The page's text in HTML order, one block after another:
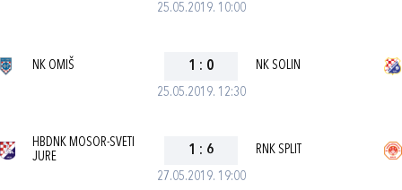
25.05.2019. 10:00
25.05.2019. 12:30
NK OMIŠ 1 : 0 NK SOLIN
27.05.2019. 19:00
HBDNK MOSOR-SVETI
JURE
1 : 6 RNK SPLIT